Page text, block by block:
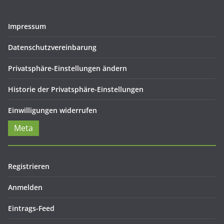
Impressum
Datenschutzvereinbarung
Privatsphäre-Einstellungen ändern
Historie der Privatsphäre-Einstellungen
Einwilligungen widerrufen
Meta
Registrieren
Anmelden
Eintrags-Feed